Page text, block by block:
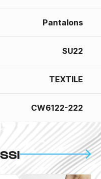
Pantalons
SU22
TEXTILE
CW6122-222